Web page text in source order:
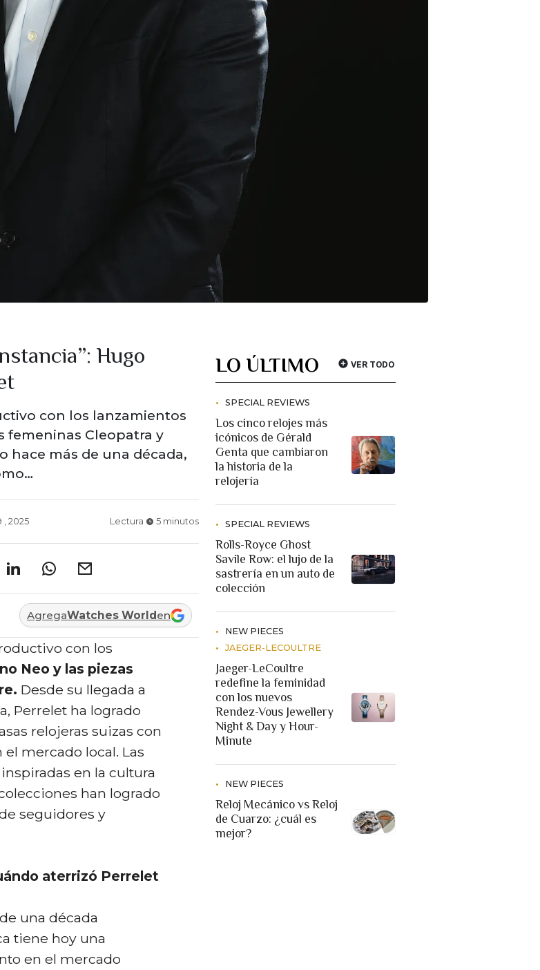
Hugo
con los lanzamientos
femeninas Cleopatra y
hace más de una década,
, 2025 Lectura 5 minutos
AgregaWatches World en
con los
Neo y las piezas
Desde su llegada a
Perrelet ha logrado
relojeras suizas con
mercado local. Las
en la cultura
han logrado
seguidores y
aterrizó Perrelet
una década
tiene hoy una
en el mercado
LO ÚLTIMO VER TODO
SPECIAL REVIEWS
Los cinco relojes más
icónicos de Gérald
Genta que cambiaron
la historia de la
relojería
SPECIAL REVIEWS
Rolls-Royce Ghost
Savile Row: el lujo de la
sastrería en un auto de
colección
NEW PIECES
JAEGER-LECOULTRE
Jaeger-LeCoultre
redefine la feminidad
con los nuevos
Rendez-Vous Jewellery
Night & Day y Hour-
Minute
NEW PIECES
Reloj Mecánico vs Reloj
de Cuarzo: ¿cuál es
mejor?